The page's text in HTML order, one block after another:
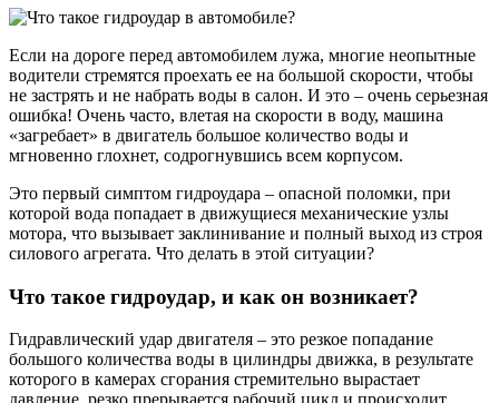
Если на дороге перед автомобилем лужа, многие неопытные
водители стремятся проехать ее на большой скорости, чтобы
не застрять и не набрать воды в салон. И это – очень серьезная
ошибка! Очень часто, влетая на скорости в воду, машина
«загребает» в двигатель большое количество воды и
мгновенно глохнет, содрогнувшись всем корпусом.
Это первый симптом гидроудара – опасной поломки, при
которой вода попадает в движущиеся механические узлы
мотора, что вызывает заклинивание и полный выход из строя
силового агрегата. Что делать в этой ситуации?
Что такое гидроудар, и как он возникает?
Гидравлический удар двигателя – это резкое попадание
большого количества воды в цилиндры движка, в результате
которого в камерах сгорания стремительно вырастает